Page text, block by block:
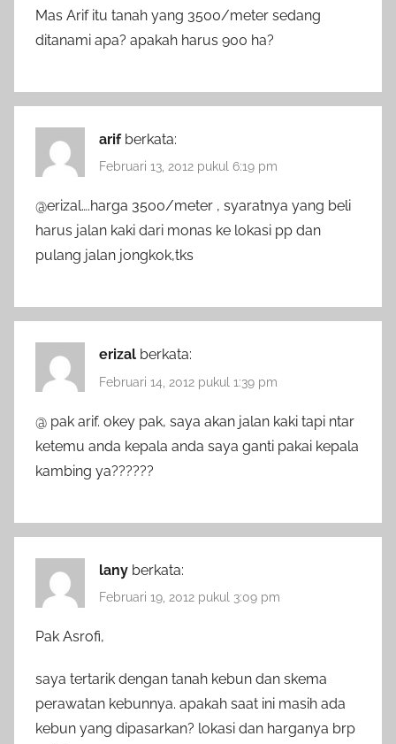
Mas Arif itu tanah yang 3500/meter sedang
ditanami apa? apakah harus 900 ha?
arif berkata:
Februari 13, 2012 pukul 6:19 pm
@erizal….harga 3500/meter , syaratnya yang beli
harus jalan kaki dari monas ke lokasi pp dan
pulang jalan jongkok,tks
erizal berkata:
Februari 14, 2012 pukul 1:39 pm
@ pak arif. okey pak, saya akan jalan kaki tapi ntar
ketemu anda kepala anda saya ganti pakai kepala
kambing ya??????
lany berkata:
Februari 19, 2012 pukul 3:09 pm
Pak Asrofi,
saya tertarik dengan tanah kebun dan skema
perawatan kebunnya. apakah saat ini masih ada
kebun yang dipasarkan? lokasi dan harganya brp